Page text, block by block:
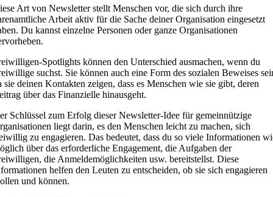
Art von Newsletter stellt Menschen vor, die sich durch ihre
Arbeit aktiv für die Sache deiner Organisation eingesetzt
Du kannst einzelne Personen oder ganze Organisationen
Spotlights können den Unterschied ausmachen, wenn du
suchst. Sie können auch eine Form des sozialen Beweises
sie deinen Kontakten zeigen, dass es Menschen wie sie gibt, deren
über das Finanzielle hinausgeht.
Schlüssel zum Erfolg dieser Newsletter-Idee für gemeinnützige
liegt darin, es den Menschen leicht zu machen, sich
zu engagieren. Das bedeutet, dass du so viele Informationen
über das erforderliche Engagement, die Aufgaben der
die Anmeldemöglichkeiten usw. bereitstellst. Diese
helfen den Leuten zu entscheiden, ob sie sich engagieren
und können.